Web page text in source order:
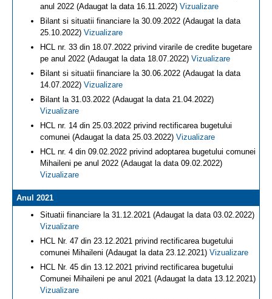
anul 2022 (Adaugat la data 16.11.2022) Vizualizare
Bilant si situatii financiare la 30.09.2022 (Adaugat la data
25.10.2022) Vizualizare
HCL nr. 33 din 18.07.2022 privind virarile de credite bugetare
pe anul 2022 (Adaugat la data 18.07.2022) Vizualizare
Bilant si situatii financiare la 30.06.2022 (Adaugat la data
14.07.2022) Vizualizare
Bilant la 31.03.2022 (Adaugat la data 21.04.2022)
Vizualizare
HCL nr. 14 din 25.03.2022 privind rectificarea bugetului
comunei (Adaugat la data 25.03.2022) Vizualizare
HCL nr. 4 din 09.02.2022 privind adoptarea bugetului comunei
Mihaileni pe anul 2022 (Adaugat la data 09.02.2022)
Vizualizare
Anul 2021
Situatii financiare la 31.12.2021 (Adaugat la data 03.02.2022)
Vizualizare
HCL Nr. 47 din 23.12.2021 privind rectificarea bugetului
comunei Mihaileni (Adaugat la data 23.12.2021) Vizualizare
HCL Nr. 45 din 13.12.2021 privind rectificarea bugetului
Comunei Mihaileni pe anul 2021 (Adaugat la data 13.12.2021)
Vizualizare